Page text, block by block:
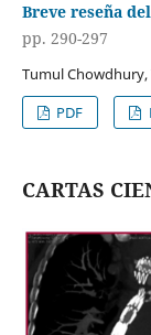
Breve reseña
pp. 290-297
Tumul Chowdhury,
PDF
CARTAS